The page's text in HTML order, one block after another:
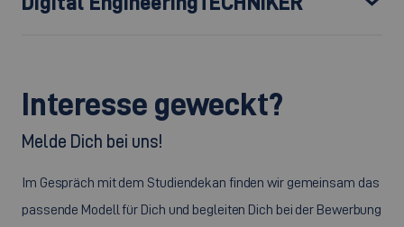
Interesse geweckt?
Melde Dich bei uns!
Im Gespräch mit dem Studiendekan finden wir gemeinsam das
passende Modell für Dich und begleiten Dich bei der Bewerbung